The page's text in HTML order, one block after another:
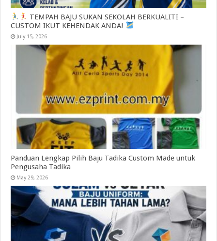
TEMPAH BAJU SUKAN SEKOLAH BERKUALITI –
CUSTOM IKUT KEHENDAK ANDA!
July 15, 2026
Panduan Lengkap Pilih Baju Tadika Custom Made untuk
Pengusaha Tadika
May 29, 2026